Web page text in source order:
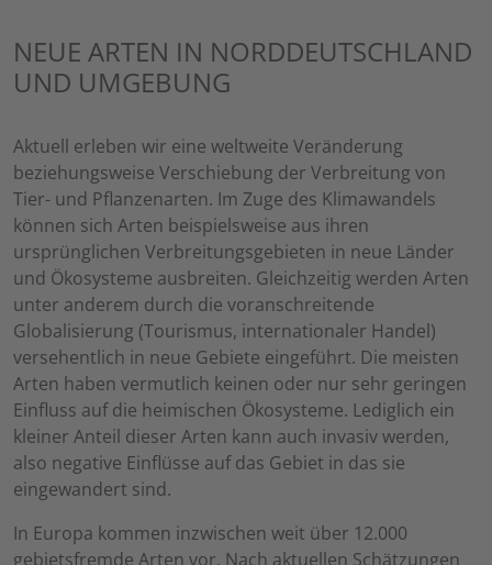
NEUE ARTEN IN NORDDEUTSCHLAND
UND UMGEBUNG
Aktuell erleben wir eine weltweite Veränderung
beziehungsweise Verschiebung der Verbreitung von
Tier- und Pflanzenarten. Im Zuge des Klimawandels
können sich Arten beispielsweise aus ihren
ursprünglichen Verbreitungsgebieten in neue Länder
und Ökosysteme ausbreiten. Gleichzeitig werden Arten
unter anderem durch die voranschreitende
Globalisierung (Tourismus, internationaler Handel)
versehentlich in neue Gebiete eingeführt. Die meisten
Arten haben vermutlich keinen oder nur sehr geringen
Einfluss auf die heimischen Ökosysteme. Lediglich ein
kleiner Anteil dieser Arten kann auch invasiv werden,
also negative Einflüsse auf das Gebiet in das sie
eingewandert sind.
In Europa kommen inzwischen weit über 12.000
gebietsfremde Arten vor. Nach aktuellen Schätzungen